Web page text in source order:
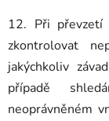
12. Při převzetí
zkontrolovat
jakýchkoliv
případě
neoprávněném